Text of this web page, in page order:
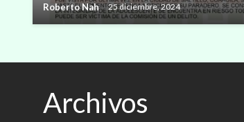
Roberto Nah 25 diciembre, 2024
Archivos